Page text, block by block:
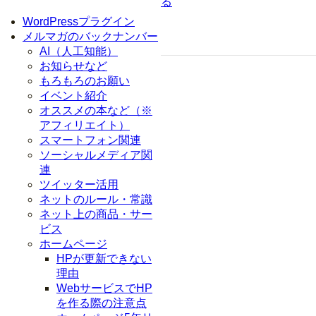
WordPressプラグイン
メルマガのバックナンバー
AI（人工知能）
お知らせなど
もろもろのお願い
イベント紹介
オススメの本など（※
アフィリエイト）
スマートフォン関連
ソーシャルメディア関
連
ツイッター活用
ネットのルール・常識
ネット上の商品・サー
ビス
ホームページ
HPが更新できない
理由
WebサービスでHP
を作る際の注意点